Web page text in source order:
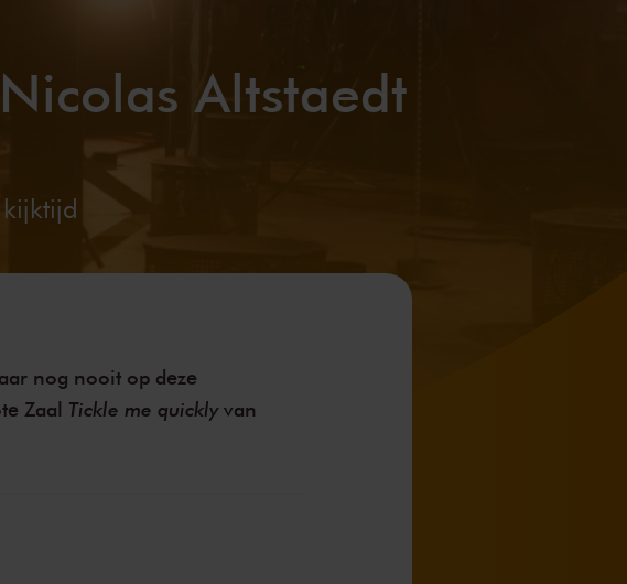
Altstaedt
nog nooit op deze
Zaal Tickle me quicklyvan